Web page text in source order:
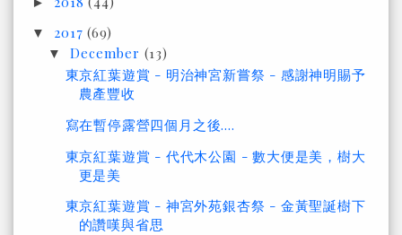
▼ 2017(69)
▼December (13)
東京紅葉遊賞 - 明治神宮新嘗祭 - 感謝神明賜予
農產豐收
寫在暫停露營四個月之後....
東京紅葉遊賞 - 代代木公園 - 數大便是美，樹大
更是美
東京紅葉遊賞 - 神宮外苑銀杏祭 - 金黃聖誕樹下
的讚嘆與省思